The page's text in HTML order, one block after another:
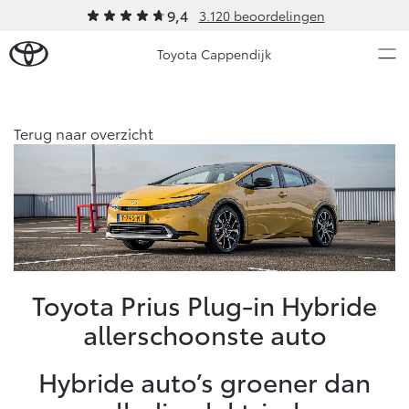
9,4 3.120 beoordelingen
Toyota Cappendijk
Ons bedrijf
Onze medewerkers
Contact en Route
Vacatures
Klantbeoordelingen
Aygo X
HYBRIDE
Vanaf € 23.750,-
Yaris
HYBRIDE
Vanaf € 27.195,-
Occasions
Onderhoud
Diensten
Terug naar overzicht
Toyota Prius Plug-in Hybride
allerschoonste auto
Hybride auto’s groener dan